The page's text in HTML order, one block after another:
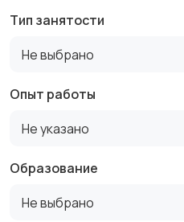
Производство
Тип занятости
Не выбрано
Опыт работы
Не указано
Образование
Не выбрано